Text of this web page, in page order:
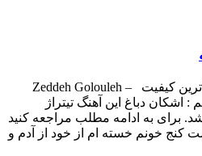
کاوه آفاق بنام ضد گلوله با بالاترین کیفیت – Zeddeh Golouleh
: اشکان دباغ این آهنگ تیتراژ
برای به ادامه مطلب مراجعه کنید
کنج خونم خسته ام از خود از آدم و